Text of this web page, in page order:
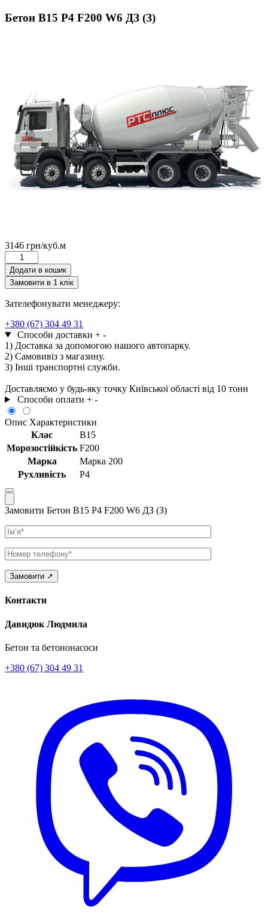
Бетон В15 Р4 F200 W6 ДЗ (З)
3146 грн/куб.м
Бетон
В15
Р4
F200
W6
ДЗ
(З)
кількість
Додати в кошик
Замовити в 1 клік
Зателефонувати менеджеру:
+380 (67) 304 49 31
Способи доставки + -
1) Доставка за допомогою нашого автопарку.
2) Самовивіз з магазину.
3) Інші транспортні служби.
Доставляємо у будь-яку точку Київської області від 10 тонн
Способи оплати + -
Опис Характеристики
Клас
В15
Морозостійкість F200
Марка
Марка 200
Рухливість
Р4
Замовити Бетон В15 Р4 F200 W6 ДЗ (З)
Ім’я
Телефон
Контакти
Давидюк Людмила
Бетон та бетононасоси
+380 (67) 304 49 31